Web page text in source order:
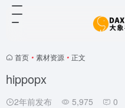
首页 • 素材资源 • 正文
hippopx
2年前发布 5,975 0